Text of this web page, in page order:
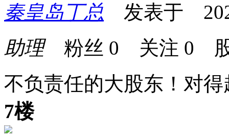
秦皇岛丁总 发表于
助理粉丝 0 关注 0
不负责任的大股东！对
7楼